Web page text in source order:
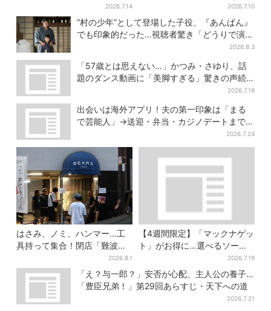
桃・シャインマスカット・巨
峰がずらり
2026.7.14 2026.7.10
“村の少年”として登場した子役、『あんぱん』
でも印象的だった…視聴者驚き「どうりで演技
2026.8.3
「57歳とは思えない…」かつみ・さゆり、話
題のダンス動画に「美脚すぎる」驚きの声続
2026.7.19
出会いは海外アプリ！夫の第一印象は「まる
で芸能人」→送迎・弁当・カジノデートまで…
2026.7.24
はさみ、ノミ、ハンマー…工
具持って集合！閉店「難波ベ
アーズ」最終日400人超…最
後は「もう帰ってください」
2026.8.1
【4週間限定】「マックナゲッ
ト」がお得に…選べるソース
は全4種 ポケモンパッケージ
は今だけ
2026.7.19
「え？与一郎？」安否が心配、主人公の養子…
「豊臣兄弟！」第29回あらすじ・天下への道
2026.7.21